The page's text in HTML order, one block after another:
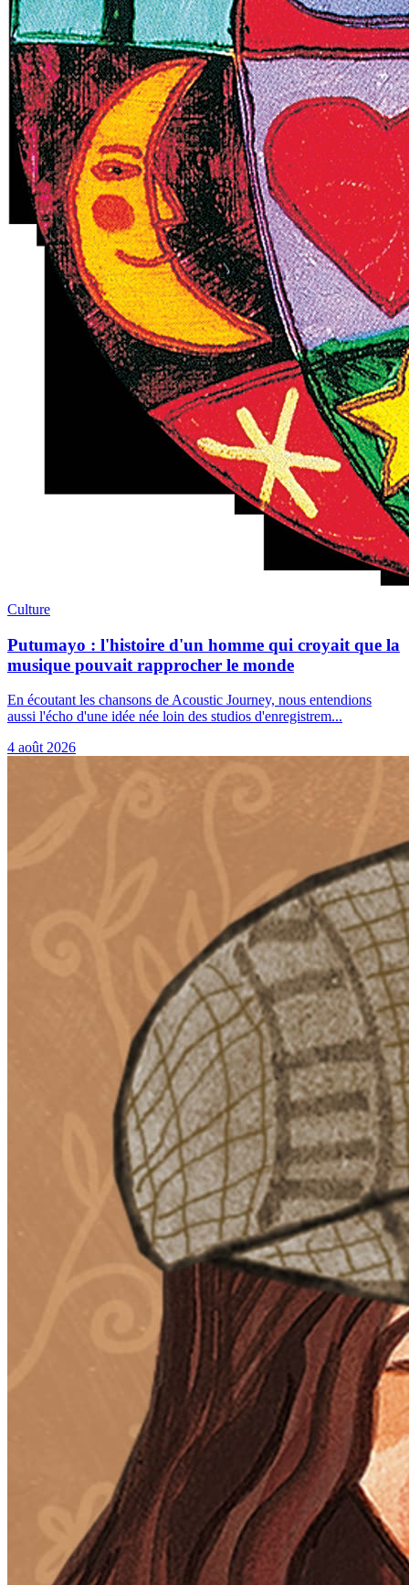
Culture
Putumayo : l'histoire d'un homme qui croyait que la
musique pouvait rapprocher le monde
En écoutant les chansons de Acoustic Journey, nous entendions
aussi l'écho d'une idée née loin des studios d'enregistrem...
4 août 2026